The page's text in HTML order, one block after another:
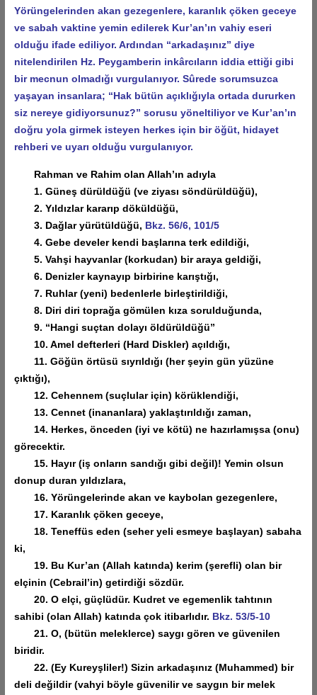
Yörüngelerinden akan gezegenlere, karanlık çöken geceye
ve sabah vaktine yemin edilerek Kur’an’ın vahiy eseri
olduğu ifade ediliyor. Ardından “arkadaşınız” diye
nitelendirilen Hz. Peygamberin inkârcıların iddia ettiği gibi
bir mecnun olmadığı vurgulanıyor. Sûrede sorumsuzca
yaşayan insanlara; “Hak bütün açıklığıyla ortada dururken
siz nereye gidiyorsunuz?” sorusu yöneltiliyor ve Kur’an’ın
doğru yola girmek isteyen herkes için bir öğüt, hidayet
rehberi ve uyarı olduğu vurgulanıyor.
Rahman ve Rahim olan Allah’ın adıyla
1. Güneş dürüldüğü (ve ziyası söndürüldüğü),
2. Yıldızlar kararıp döküldüğü,
3. Dağlar yürütüldüğü, Bkz. 56/6, 101/5
4. Gebe develer kendi başlarına terk edildiği,
5. Vahşi hayvanlar (korkudan) bir araya geldiği,
6. Denizler kaynayıp birbirine karıştığı,
7. Ruhlar (yeni) bedenlerle birleştirildiği,
8. Diri diri toprağa gömülen kıza sorulduğunda,
9. “Hangi suçtan dolayı öldürüldüğü”
10. Amel defterleri (Hard Diskler) açıldığı,
11. Göğün örtüsü sıyrıldığı (her şeyin gün yüzüne
çıktığı),
12. Cehennem (suçlular için) körüklendiği,
13. Cennet (inananlara) yaklaştırıldığı zaman,
14. Herkes, önceden (iyi ve kötü) ne hazırlamışsa (onu)
görecektir.
15. Hayır (iş onların sandığı gibi değil)! Yemin olsun
donup duran yıldızlara,
16. Yörüngelerinde akan ve kaybolan gezegenlere,
17. Karanlık çöken geceye,
18. Teneffüs eden (seher yeli esmeye başlayan) sabaha
ki,
19. Bu Kur’an (Allah katında) kerim (şerefli) olan bir
elçinin (Cebrail’in) getirdiği sözdür.
20. O elçi, güçlüdür. Kudret ve egemenlik tahtının
sahibi (olan Allah) katında çok itibarlıdır. Bkz. 53/5-10
21. O, (bütün meleklerce) saygı gören ve güvenilen
biridir.
22. (Ey Kureyşliler!) Sizin arkadaşınız (Muhammed) bir
deli değildir (vahyi böyle güvenilir ve saygın bir melek